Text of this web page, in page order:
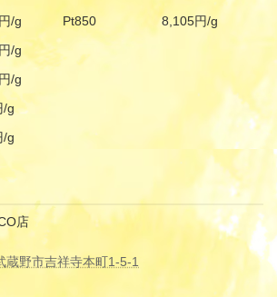
/g Pt850
8,105円/g
/g
/g
/g
/g
店
蔵野市吉祥寺本町1-5-1